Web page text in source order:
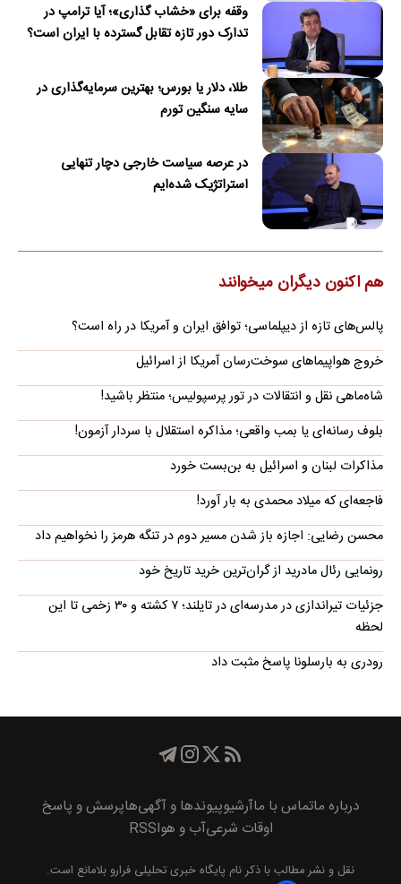
وقفه برای «خشاب گذاری»؛ آیا ترامپ در
تدارک دور تازه تقابل گسترده با ایران است؟
طلا، دلار یا بورس؛ بهترین سرمایه‌گذاری در
سایه سنگین تورم
در عرصه سیاست خارجی دچار تنهایی
استراتژیک شده‌ایم
هم اکنون دیگران میخوانند
پالس‌های تازه از دیپلماسی؛ توافق ایران و آمریکا در راه است؟
خروج هواپیماهای سوخت‌رسان آمریکا از اسرائیل
شاه‌ماهی نقل و انتقالات در تور پرسپولیس؛ منتظر باشید!
بلوف رسانه‌ای یا بمب واقعی؛ مذاکره استقلال با سردار آزمون!
مذاکرات لبنان و اسرائیل به بن‌بست خورد
فاجعه‌ای که میلاد محمدی به بار آورد!
محسن رضایی: اجازه باز شدن مسیر دوم در تنگه هرمز را نخواهیم داد
رونمایی رئال مادرید از گران‌ترین خرید تاریخ خود
جزئیات تیراندازی در مدرسه‌ای در تایلند؛ ۷ کشته و ۳۰ زخمی تا این
لحظه
رودری به بارسلونا پاسخ مثبت داد
درباره ماتماس با ماآرشیوپیوند‌ها و آگهی‌هاپرسش و پاسخ
اوقات شرعیآب و هواRSS
نقل و نشر مطالب با ذکر نام پايگاه خبری تحليلی فرارو بلامانع است.